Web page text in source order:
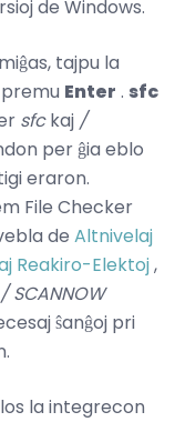
de Windows.
tajpu la
Enter . sfc
sfckaj /
per ĝia eblo
eraron.
File Checker
de Altnivelaj
Reakiro-Elektoj,
SCANNOW
ŝanĝoj pri
la integrecon